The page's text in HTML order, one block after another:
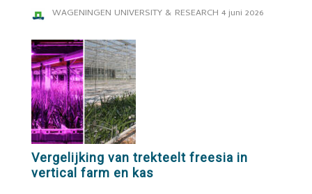
WAGENINGEN UNIVERSITY & RESEARCH 4 juni 2026
Vergelijking van trekteelt freesia in
vertical farm en kas